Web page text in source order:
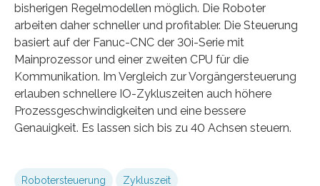
bisherigen Regelmodellen möglich. Die Roboter
arbeiten daher schneller und profitabler. Die Steuerung
basiert auf der Fanuc-CNC der 30i-Serie mit
Mainprozessor und einer zweiten CPU für die
Kommunikation. Im Vergleich zur Vorgängersteuerung
erlauben schnellere IO-Zykluszeiten auch höhere
Prozessgeschwindigkeiten und eine bessere
Genauigkeit. Es lassen sich bis zu 40 Achsen steuern.
Robotersteuerung Zykluszeit